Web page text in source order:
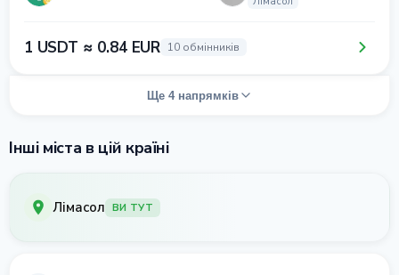
1 USDT ≈ 0.84 EUR 10 обмінників
Ще 4 напрямків
Інші міста в цій країні
Лімасол ВИ ТУТ